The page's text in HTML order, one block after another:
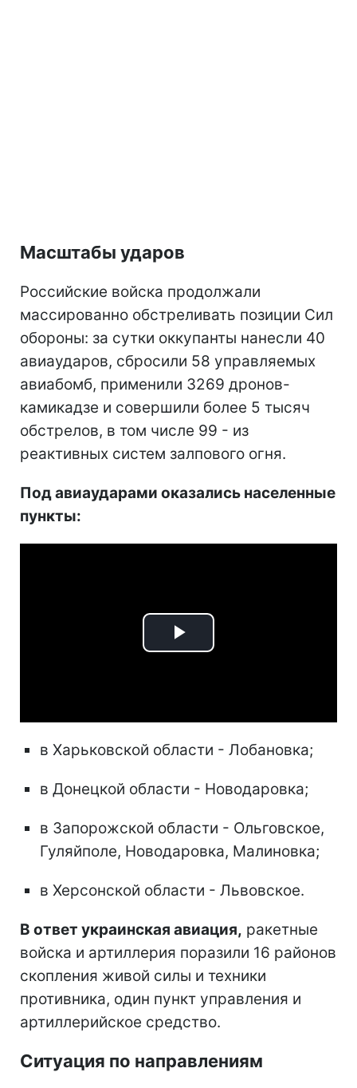
Масштабы ударов
Российские войска продолжали
массированно обстреливать позиции Сил
обороны: за сутки оккупанты нанесли 40
авиаударов, сбросили 58 управляемых
авиабомб, применили 3269 дронов-
камикадзе и совершили более 5 тысяч
обстрелов, в том числе 99 - из
реактивных систем залпового огня.
Под авиаударами оказались населенные
пункты:
Play
в Харьковской области - Лобановка;
в Донецкой области - Новодаровка;
в Запорожской области - Ольговское,
Гуляйполе, Новодаровка, Малиновка;
в Херсонской области - Львовское.
В ответ украинская авиация, ракетные
войска и артиллерия поразили 16 районов
скопления живой силы и техники
противника, один пункт управления и
артиллерийское средство.
Ситуация по направлениям